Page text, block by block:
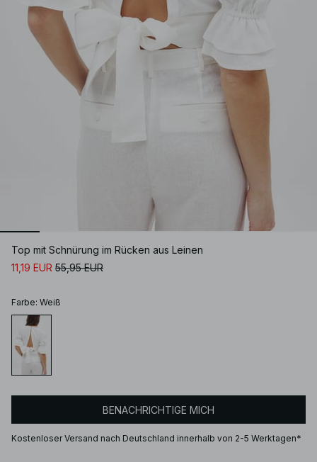
Top mit Schnürung im Rücken aus Leinen
11,19 EUR 55,95 EUR
Farbe: Weiß
BENACHRICHTIGE MICH
Kostenloser Versand nach Deutschland innerhalb von 2-5 Werktagen*